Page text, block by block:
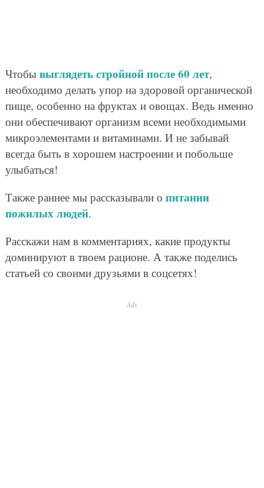
Чтобы выглядеть стройной после 60 лет,
необходимо делать упор на здоровой органической
пище, особенно на фруктах и овощах. Ведь именно
они обеспечивают организм всеми необходимыми
микроэлементами и витаминами. И не забывай
всегда быть в хорошем настроении и побольше
улыбаться!
Также раннее мы рассказывали о питании
пожилых людей.
Расскажи нам в комментариях, какие продукты
доминируют в твоем рационе. А также поделись
статьей со своими друзьями в соцсетях!
Ads